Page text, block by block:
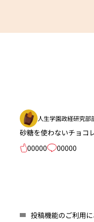
人生学園政経研究部
砂糖を使わないチョコ
00000
00000
投稿機能のご利用